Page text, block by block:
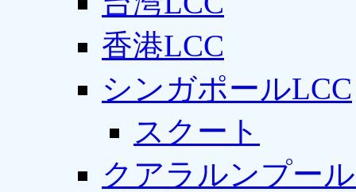
香港LCC
シンガポールLCC
スクート
クアラルンプー